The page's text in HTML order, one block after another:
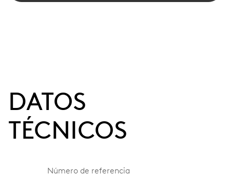
DATOS
TÉCNICOS
Número de referencia